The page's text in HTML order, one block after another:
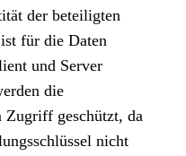
der beteiligten
für die Daten
und Server
die
Zugriff geschützt, da
nicht